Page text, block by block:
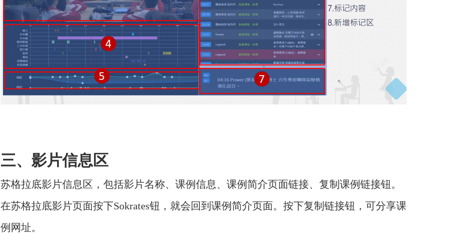
三、影片信息区
苏格拉底影片信息区，包括影片名称、课例信息、课例简介页面链接、复制课例链接钮。
在苏格拉底影片页面按下Sokrates钮，就会回到课例简介页面。按下复制链接钮，可分享课
例网址。